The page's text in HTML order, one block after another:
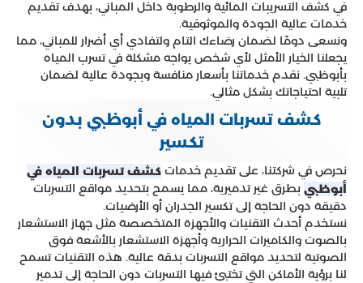
في كشف التسريبات المائية والرطوبة داخل المباني، بهدف تقديم
خدمات عالية الجودة والموثوقية.
ونسعى دومًا لضمان رضاءك التام ولتفادي أي أضرار للمباني، مما
يجعلنا الخيار الأمثل لأي شخص يواجه مشكلة في تسرب المياه
بأبوظبي. نقدم خدماتنا بأسعار منافسة وبجودة عالية لضمان
تلبية احتياجاتك بشكل مثالي.
كشف تسربات المياه في أبوظبي بدون
تكسير
نحرص في شركتنا، على تقديم خدمات كشف تسربات المياه في
أبوظبي بطرق غير تدميرية، مما يسمح بتحديد مواقع التسربات
دقيقة دون الحاجة إلى تكسير الجدران أو الأرضيات.
نستخدم أحدث التقنيات والأجهزة المتخصصة مثل جهاز الاستشعار
بالصوت والكاميرات الحرارية وأجهزة الاستشعار بالأشعة فوق
الصوتية لتحديد مواقع التسربات بدقة عالية. هذه التقنيات تسمح
لنا برؤية الأماكن التي تختبئ فيها التسربات دون الحاجة إلى تدمير